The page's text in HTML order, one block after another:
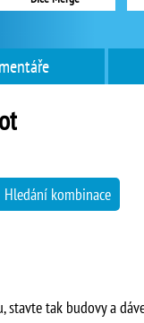
Hledání kombinace
stavte tak budovy a